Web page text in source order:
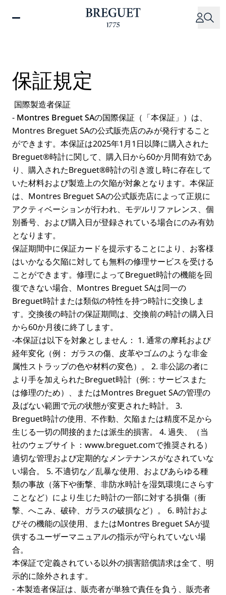
保証規定
国際製造者保証
- Montres Breguet SAの国際保証（「本保証」）は、
Montres Breguet SAの公式販売店のみが発行すること
ができます。本保証は2025年1月1日以降に購入された
Breguet®時計に関して、購入日から60か月間有効であ
り、購入されたBreguet®時計の引き渡し時に存在して
いた材料および製造上の欠陥が対象となります。本保証
は、Montres Breguet SAの公式販売店によって正規に
アクティベーションが行われ、モデルリファレンス、個
別番号、および購入日が登録されている場合にのみ有効
となります。
保証期間中に保証カードを提示することにより、お客様
はいかなる欠陥に対しても無料の修理サービスを受ける
ことができます。修理によってBreguet時計の機能を回
復できない場合、Montres Breguet SAは同一の
Breguet時計または類似の特性を持つ時計に交換しま
す。交換後の時計の保証期間は、交換前の時計の購入日
から60か月後に終了します。
-本保証は以下を対象としません ： 1. 通常の摩耗および
経年変化（例： ガラスの傷、皮革やゴムのような非金
属性ストラップの色や材料の変色）。 2. 非公認の者に
より手を加えられたBreguet時計（例:：サービスまた
は修理のため）、またはMontres Breguet SAの管理の
及ばない範囲で元の状態が変更された時計。 3.
Breguet時計の使用、不作動、欠陥または精度不足から
生じる一切の間接的または派生的損害。 4. 過失、（当
社のウェブサイト： www.breguet.comで推奨される）
適切な管理および定期的なメンテナンスがなされていな
い場合。 5. 不適切な／乱暴な使用、およびあらゆる種
類の事故（落下や衝撃、非防水時計を湿気環境にさらす
ことなど）により生じた時計の一部に対する損傷（衝
撃、へこみ、破砕、ガラスの破損など）。 6. 時計およ
びその機能の誤使用、またはMontres Breguet SAが提
供するユーザーマニュアルの指示が守られていない場
合。
本保証で定義されている以外の損害賠償請求は全て、明
示的に除外されます。
-本製造者保証は、 販売者が単独で責任を負う、販売者